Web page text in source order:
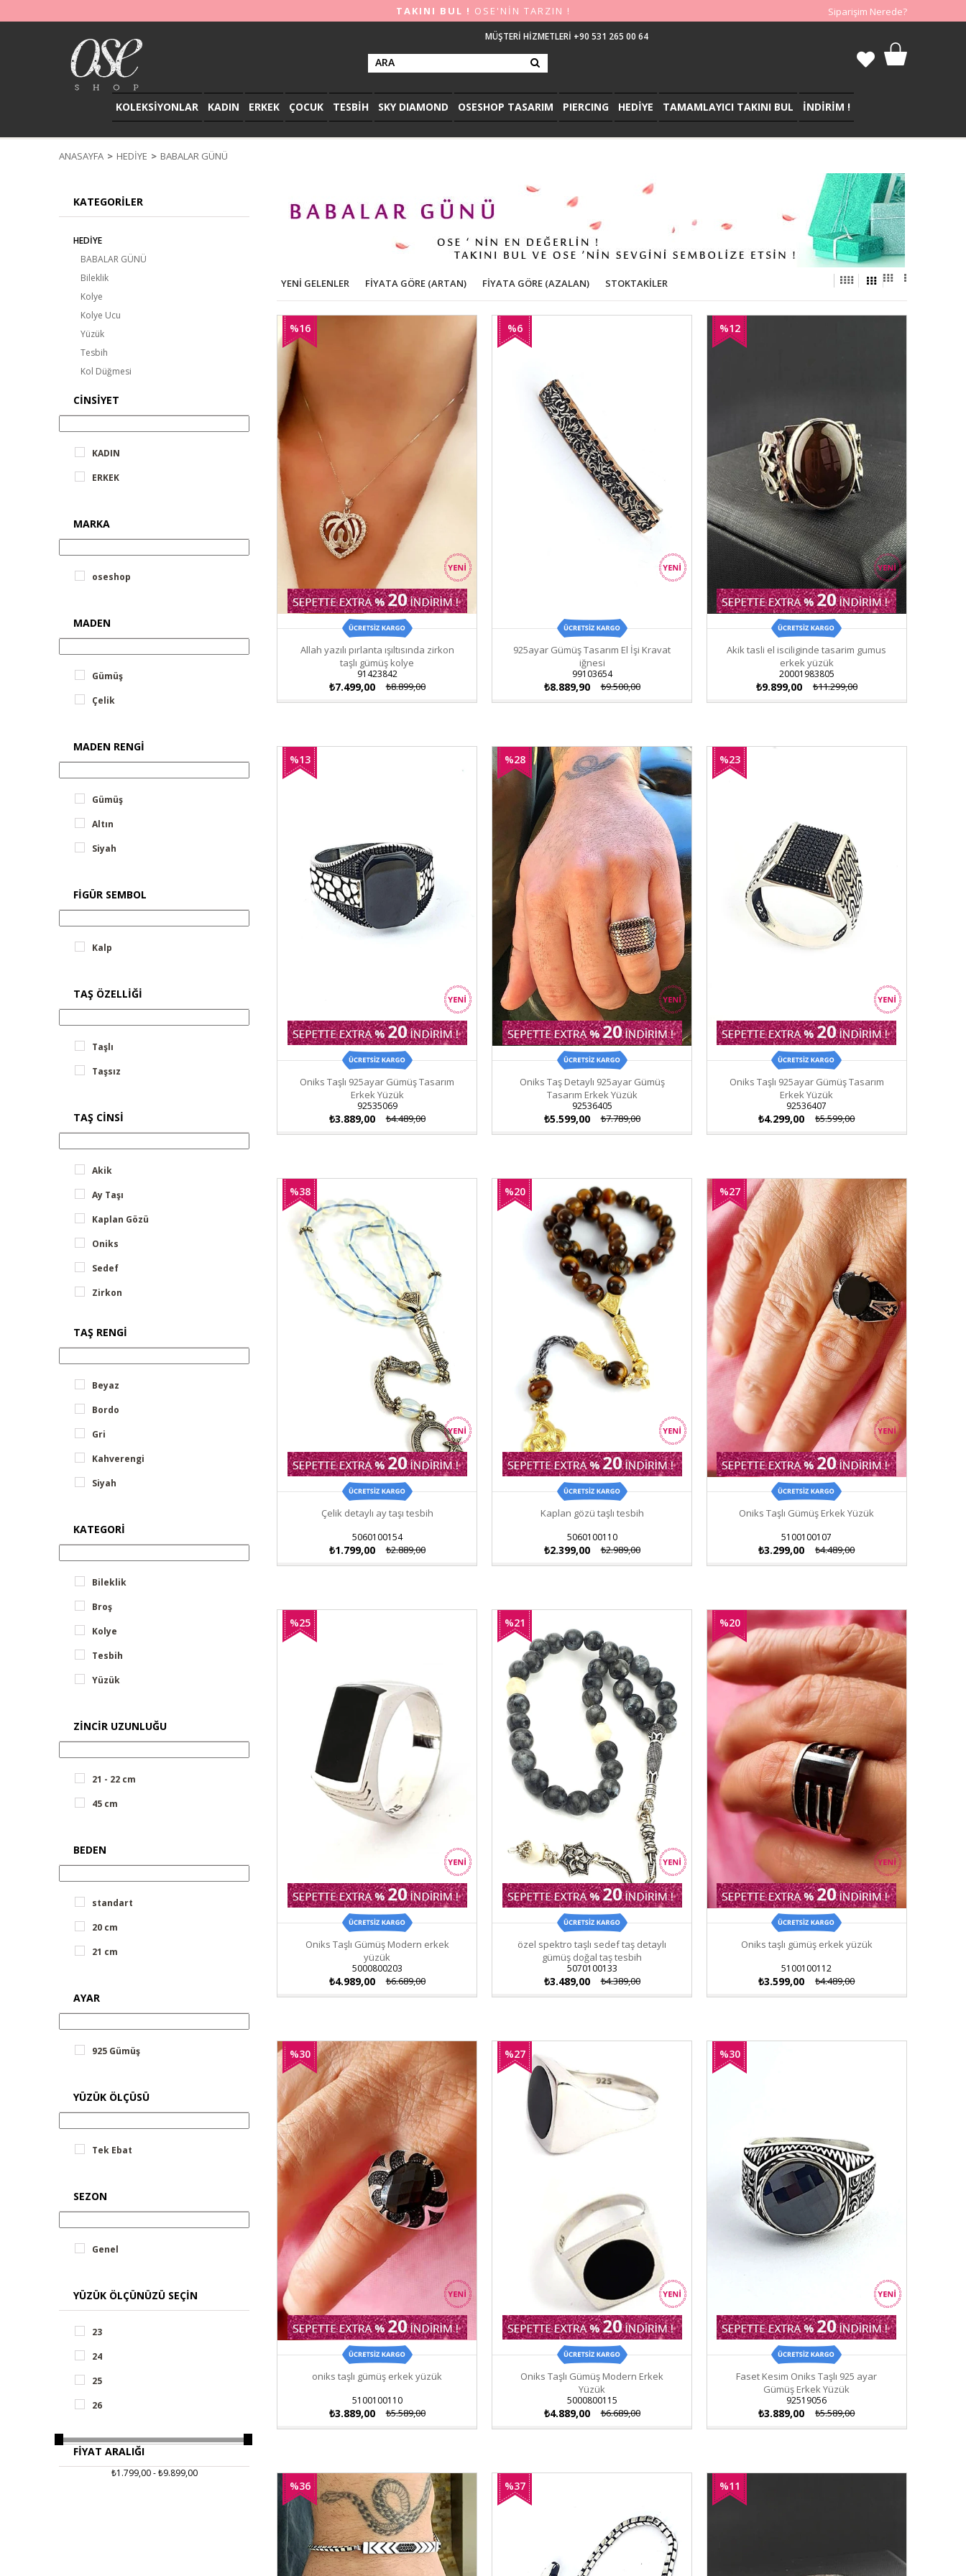
TAKINI BUL ! OSE'NİN TARZIN ! Siparişim Nerede?
MÜŞTERİ HİZMETLERİ +90 531 265 00 64
KOLEKSİYONLAR KADIN ERKEK ÇOCUK TESBİH SKY DIAMOND OSESHOP TASARIM PIERCING HEDİYE TAMAMLAYICI TAKINI BUL İNDİRİM !
ANASAYFA HEDİYE BABALAR GÜNÜ
KATEGORILER
HEDİYE
BABALAR GÜNÜ
Bileklik
Kolye
Kolye Ucu
Yüzük
Tesbih
Kol Düğmesi
Yıldızlı Takılar
Kalpli Takılar
DOĞUM GÜNÜ
ÖĞRETMENLER GÜNÜ
YENI YIL HEDİYELERİ
SEVGİLİLER GÜNÜ
CINSIYET
KADIN
ERKEK
MARKA
oseshop
MADEN
Gümüş
Çelik
MADEN RENGI
Gümüş
Altın
Siyah
FIGÜR SEMBOL
Kalp
TAŞ ÖZELLIĞI
Taşlı
Taşsız
TAŞ CINSI
Akik
Ay Taşı
Kaplan Gözü
Oniks
Sedef
Zirkon
TAŞ RENGI
Beyaz
Bordo
Gri
Kahverengi
Siyah
KATEGORI
Bileklik
Broş
Kolye
Tesbih
Yüzük
ZINCIR UZUNLUĞU
21 - 22 cm
45 cm
BEDEN
standart
20 cm
21 cm
AYAR
925 Gümüş
YÜZÜK ÖLÇÜSÜ
Tek Ebat
SEZON
Genel
YÜZÜK ÖLÇÜNÜZÜ SEÇIN
23
24
25
26
FIYAT ARALIĞI
₺1.799,00 - ₺9.899,00
YENI GELENLER FIYATA GÖRE (ARTAN) FIYATA GÖRE (AZALAN) STOKTAKILER
Allah yazılı pırlanta ışıltısında zirkon
taşlı gümüş kolye
91423842
₺7.499,00 ₺8.899,00
%16
İndirim
925ayar Gümüş Tasarım El İşi Kravat
iğnesi
99103654
₺8.889,90 ₺9.500,00
%6
Akik tasli el isciliginde tasarim gumus
erkek yüzük
20001983805
₺9.899,00 ₺11.299,00
%12
Oniks Taşlı 925ayar Gümüş Tasarım
Erkek Yüzük
92535069
₺3.889,00 ₺4.489,00
%13
Oniks Taş Detaylı 925ayar Gümüş
Tasarım Erkek Yüzük
92536405
₺5.599,00 ₺7.789,00
%28
İndirim
Oniks Taşlı 925ayar Gümüş Tasarım
Erkek Yüzük
92536407
₺4.299,00 ₺5.599,00
%23
Çelik detaylı ay taşı tesbih
5060100154
₺1.799,00 ₺2.889,00
%38
İndirim
Kaplan gözü taşlı tesbih
5060100110
₺2.399,00 ₺2.989,00
%20
Oniks Taşlı Gümüş Erkek Yüzük
5100100107
₺3.299,00 ₺4.489,00
%27
İndirim
Oniks Taşlı Gümüş Modern erkek
yüzük
5000800203
₺4.989,00 ₺6.689,00
%25
özel spektro taşlı sedef taş detaylı
gümüş doğal taş tesbih
5070100133
₺3.489,00 ₺4.389,00
%21
İndirim
Oniks taşlı gümüş erkek yüzük
5100100112
₺3.599,00 ₺4.489,00
%20
İndirim
oniks taşlı gümüş erkek yüzük
5100100110
₺3.889,00 ₺5.589,00
%30
İndirim
Oniks Taşlı Gümüş Modern Erkek
Yüzük
5000800115
₺4.889,00 ₺6.689,00
%27
İndirim
Faset Kesim Oniks Taşlı 925 ayar
Gümüş Erkek Yüzük
92519056
₺3.889,00 ₺5.589,00
%30
%36
İndirim
%37
%11